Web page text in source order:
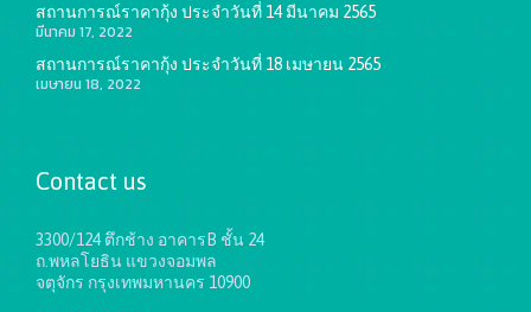
สถานการณ์ราคากุ้ง ประจำวันที่ 14 มีนาคม 2565
มีนาคม 17, 2022
สถานการณ์ราคากุ้ง ประจำวันที่ 18 เมษายน 2565
เมษายน 18, 2022
Contact us
3300/124 ตึกช้าง อาคารB ชั้น 24
ถ.พหลโยธิน แขวงจอมพล
จตุจักร กรุงเทพมหานคร 10900